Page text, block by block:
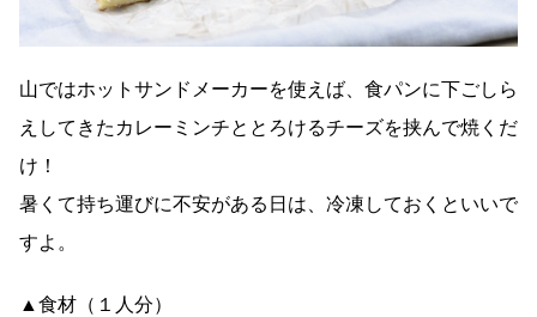
山ではホットサンドメーカーを使えば、食パンに下ごしら
えしてきたカレーミンチととろけるチーズを挟んで焼くだ
け！
暑くて持ち運びに不安がある日は、冷凍しておくといいで
すよ。
▲食材（１人分）